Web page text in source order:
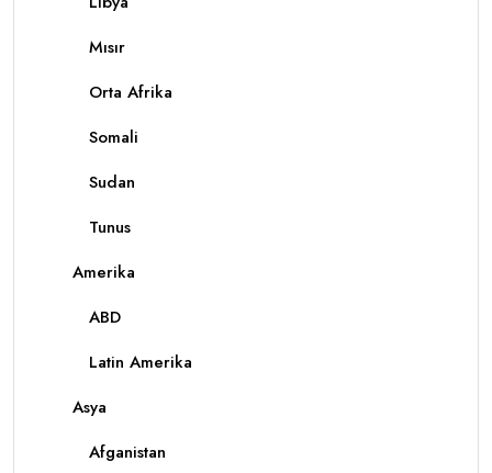
Mısır
Orta Afrika
Somali
Sudan
Tunus
Amerika
ABD
Latin Amerika
Asya
Afganistan